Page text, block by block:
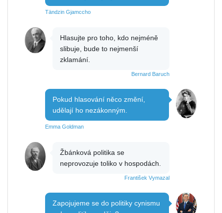
Tändzin Gjamccho
Hlasujte pro toho, kdo nejméně
slibuje, bude to nejmenší
zklamání.
Bernard Baruch
Pokud hlasování něco změní,
udělají ho nezákonným.
Emma Goldman
Žbánková politika se
neprovozuje toliko v hospodách.
František Vymazal
Zapojujeme se do politiky cynismu